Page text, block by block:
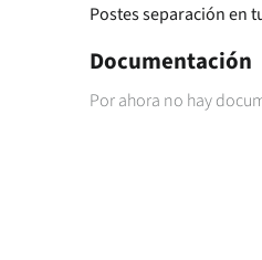
Postes separación en
Documentación
Por ahora no hay